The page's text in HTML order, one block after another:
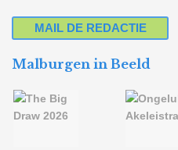
MAIL DE REDACTIE
Malburgen in Beeld